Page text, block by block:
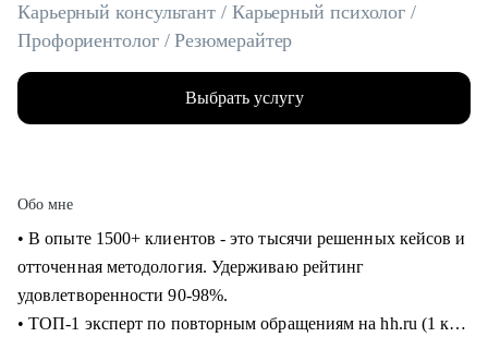
Карьерный консультант / Карьерный психолог /
Профориентолог / Резюмерайтер
Выбрать услугу
Обо мне
• В опыте 1500+ клиентов - это тысячи решенных кейсов и
отточенная методология. Удерживаю рейтинг
удовлетворенности 90-98%.
• ТОП-1 эксперт по повторным обращениям на hh.ru (1 кв.